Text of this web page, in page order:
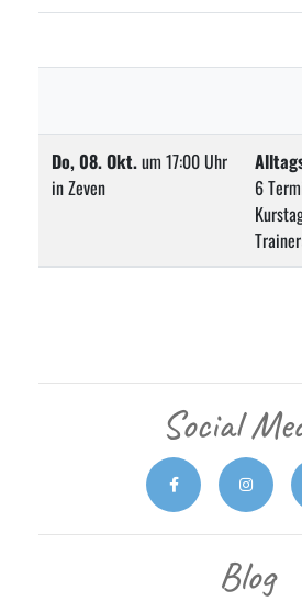
Do, 08. Okt.um 17:00 Uhr
in Zeven
6
Social
Blog